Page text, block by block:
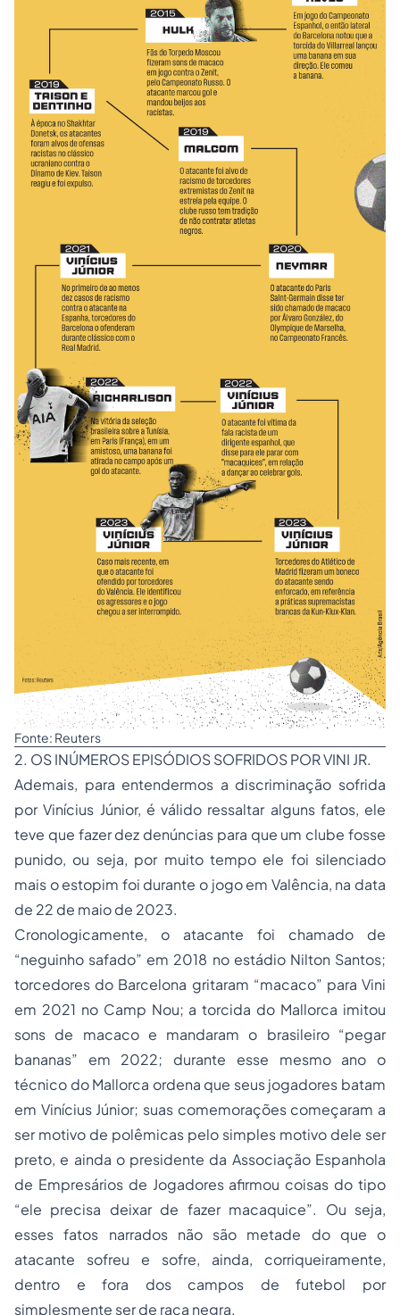
Fonte: Reuters
2. OS INÚMEROS EPISÓDIOS SOFRIDOS POR VINI JR.
Ademais, para entendermos a discriminação sofrida
por Vinícius Júnior, é válido ressaltar alguns fatos, ele
teve que fazer dez denúncias para que um clube fosse
punido, ou seja, por muito tempo ele foi silenciado
mais o estopim foi durante o jogo em Valência, na data
de 22 de maio de 2023.
Cronologicamente, o atacante foi chamado de
“neguinho safado” em 2018 no estádio Nilton Santos;
torcedores do Barcelona gritaram “macaco” para Vini
em 2021 no Camp Nou; a torcida do Mallorca imitou
sons de macaco e mandaram o brasileiro “pegar
bananas” em 2022; durante esse mesmo ano o
técnico do Mallorca ordena que seus jogadores batam
em Vinícius Júnior; suas comemorações começaram a
ser motivo de polêmicas pelo simples motivo dele ser
preto, e ainda o presidente da Associação Espanhola
de Empresários de Jogadores afirmou coisas do tipo
“ele precisa deixar de fazer macaquice”. Ou seja,
esses fatos narrados não são metade do que o
atacante sofreu e sofre, ainda, corriqueiramente,
dentro e fora dos campos de futebol por
simplesmente ser de raça negra.